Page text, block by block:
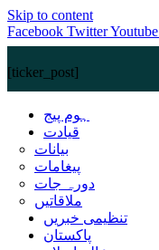
Skip to content
Facebook TwitterYoutube
[ticker_post]
ہوم پیج
قیادت
بیانات
پیغامات
دورہ جات
ملاقاتیں
تنظیمی خبریں
پاکستان